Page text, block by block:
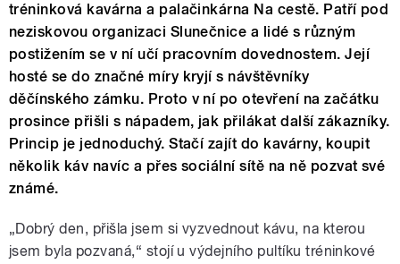
tréninková kavárna a palačinkárna Na cestě. Patří pod
neziskovou organizaci Slunečnice a lidé s různým
postižením se v ní učí pracovním dovednostem. Její
hosté se do značné míry kryjí s návštěvníky
děčínského zámku. Proto v ní po otevření na začátku
prosince přišli s nápadem, jak přilákat další zákazníky.
Princip je jednoduchý. Stačí zajít do kavárny, koupit
několik káv navíc a přes sociální sítě na ně pozvat své
známé.
„Dobrý den, přišla jsem si vyzvednout kávu, na kterou
jsem byla pozvaná,“ stojí u výdejního pultíku tréninkové